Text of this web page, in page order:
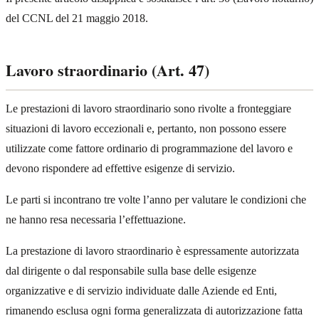
del CCNL del 21 maggio 2018.
Lavoro straordinario (Art. 47)
Le prestazioni di lavoro straordinario sono rivolte a fronteggiare
situazioni di lavoro eccezionali e, pertanto, non possono essere
utilizzate come fattore ordinario di programmazione del lavoro e
devono rispondere ad effettive esigenze di servizio.
Le parti si incontrano tre volte l’anno per valutare le condizioni che
ne hanno resa necessaria l’effettuazione.
La prestazione di lavoro straordinario è espressamente autorizzata
dal dirigente o dal responsabile sulla base delle esigenze
organizzative e di servizio individuate dalle Aziende ed Enti,
rimanendo esclusa ogni forma generalizzata di autorizzazione fatta